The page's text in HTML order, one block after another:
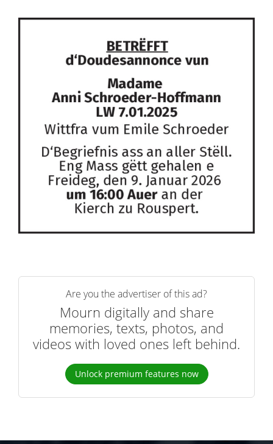
Are you the advertiser of this ad?
Mourn digitally and share
memories, texts, photos, and
videos with loved ones left behind.
Unlock premium features now